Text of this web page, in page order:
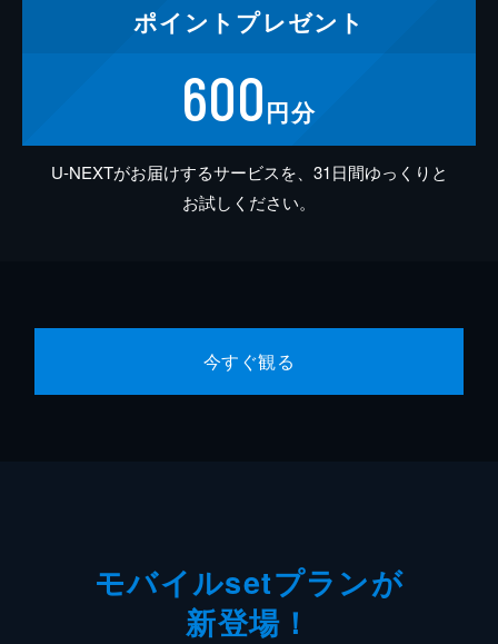
ポイント プレゼント
600円分
U-NEXTがお届けするサービスを、31日間ゆっくりと
お試しください。
今すぐ観る
モバイルsetプランが
新登場！